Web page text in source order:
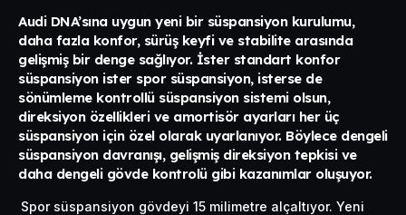
Audi DNA’sına uygun yeni bir süspansiyon kurulumu,
daha fazla konfor, sürüş keyfi ve stabilite arasında
gelişmiş bir denge sağlıyor. İster standart konfor
süspansiyon ister spor süspansiyon, isterse de
sönümleme kontrollü süspansiyon sistemi olsun,
direksiyon özellikleri ve amortisör ayarları her üç
süspansiyon için özel olarak uyarlanıyor. Böylece dengeli
süspansiyon davranışı, gelişmiş direksiyon tepkisi ve
daha dengeli gövde kontrolü gibi kazanımlar oluşuyor.
Spor süspansiyon gövdeyi 15 milimetre alçaltıyor. Yeni